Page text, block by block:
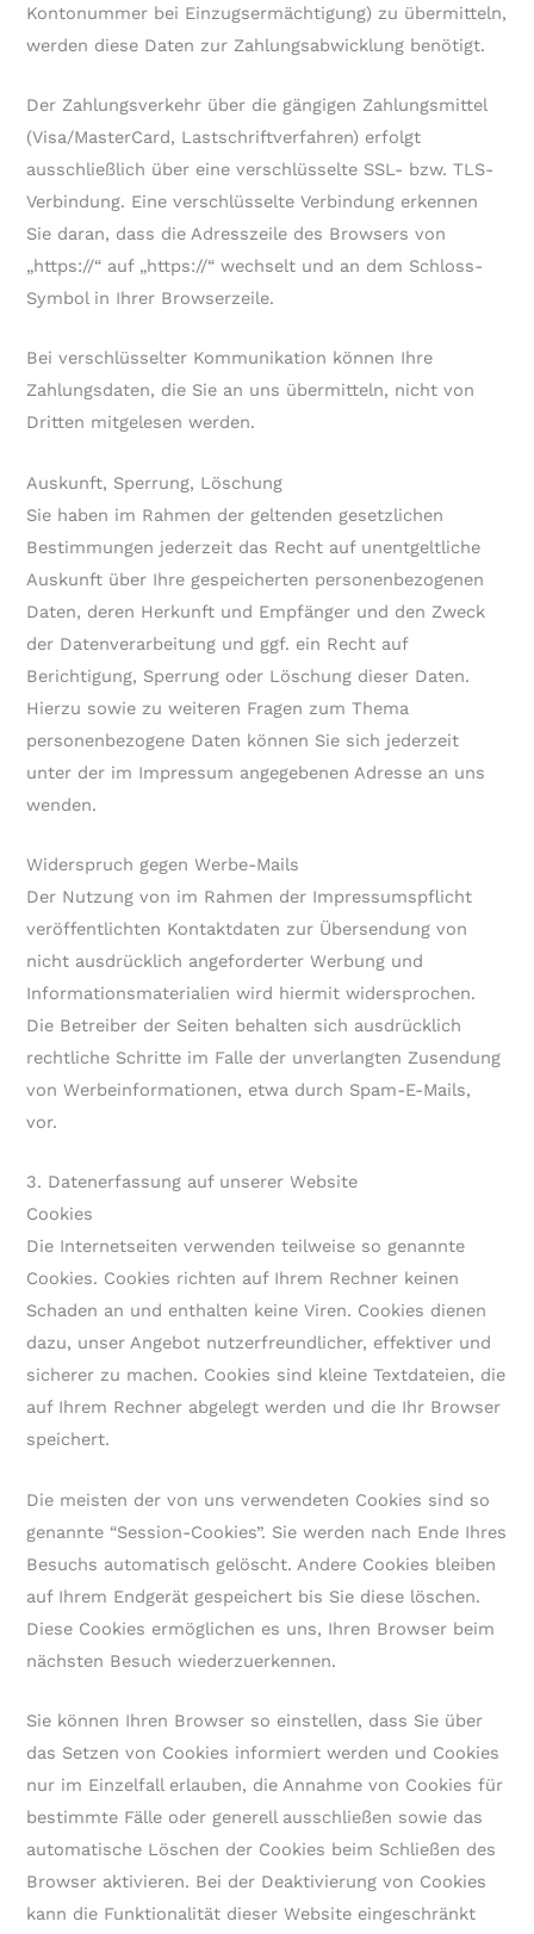
Kontonummer bei Einzugsermächtigung) zu übermitteln,
werden diese Daten zur Zahlungsabwicklung benötigt.
Der Zahlungsverkehr über die gängigen Zahlungsmittel
(Visa/MasterCard, Lastschriftverfahren) erfolgt
ausschließlich über eine verschlüsselte SSL- bzw. TLS-
Verbindung. Eine verschlüsselte Verbindung erkennen
Sie daran, dass die Adresszeile des Browsers von
„https://“ auf „https://“ wechselt und an dem Schloss-
Symbol in Ihrer Browserzeile.
Bei verschlüsselter Kommunikation können Ihre
Zahlungsdaten, die Sie an uns übermitteln, nicht von
Dritten mitgelesen werden.
Auskunft, Sperrung, Löschung
Sie haben im Rahmen der geltenden gesetzlichen
Bestimmungen jederzeit das Recht auf unentgeltliche
Auskunft über Ihre gespeicherten personenbezogenen
Daten, deren Herkunft und Empfänger und den Zweck
der Datenverarbeitung und ggf. ein Recht auf
Berichtigung, Sperrung oder Löschung dieser Daten.
Hierzu sowie zu weiteren Fragen zum Thema
personenbezogene Daten können Sie sich jederzeit
unter der im Impressum angegebenen Adresse an uns
wenden.
Widerspruch gegen Werbe-Mails
Der Nutzung von im Rahmen der Impressumspflicht
veröffentlichten Kontaktdaten zur Übersendung von
nicht ausdrücklich angeforderter Werbung und
Informationsmaterialien wird hiermit widersprochen.
Die Betreiber der Seiten behalten sich ausdrücklich
rechtliche Schritte im Falle der unverlangten Zusendung
von Werbeinformationen, etwa durch Spam-E-Mails,
vor.
3. Datenerfassung auf unserer Website
Cookies
Die Internetseiten verwenden teilweise so genannte
Cookies. Cookies richten auf Ihrem Rechner keinen
Schaden an und enthalten keine Viren. Cookies dienen
dazu, unser Angebot nutzerfreundlicher, effektiver und
sicherer zu machen. Cookies sind kleine Textdateien, die
auf Ihrem Rechner abgelegt werden und die Ihr Browser
speichert.
Die meisten der von uns verwendeten Cookies sind so
genannte “Session-Cookies”. Sie werden nach Ende Ihres
Besuchs automatisch gelöscht. Andere Cookies bleiben
auf Ihrem Endgerät gespeichert bis Sie diese löschen.
Diese Cookies ermöglichen es uns, Ihren Browser beim
nächsten Besuch wiederzuerkennen.
Sie können Ihren Browser so einstellen, dass Sie über
das Setzen von Cookies informiert werden und Cookies
nur im Einzelfall erlauben, die Annahme von Cookies für
bestimmte Fälle oder generell ausschließen sowie das
automatische Löschen der Cookies beim Schließen des
Browser aktivieren. Bei der Deaktivierung von Cookies
kann die Funktionalität dieser Website eingeschränkt